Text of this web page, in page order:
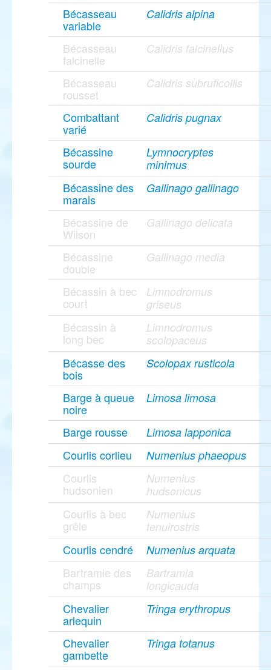
Bécasseau
variable
Calidris alpina
Bécasseau
falcinelle
Calidris falcinellus
Bécasseau
rousset
Calidris subruficollis
Combattant
varié
Calidris pugnax
Bécassine
sourde
Lymnocryptes
minimus
Bécassine des
marais
Gallinago gallinago
Bécassine de
Wilson
Gallinago delicata
Bécassine
double
Gallinago media
Bécassin à bec
court
Limnodromus
griseus
Bécassin à
long bec
Limnodromus
scolopaceus
Bécasse des
bois
Scolopax rusticola
Barge à queue
noire
Limosa limosa
Barge rousse Limosa lapponica
Courlis corlieu Numenius phaeopus
Courlis
hudsonien
Numenius
hudsonicus
Courlis à bec
grêle
Numenius
tenuirostris
Courlis cendré Numenius arquata
Bartramie des
champs
Bartramia
longicauda
Chevalier
arlequin
Tringa erythropus
Chevalier
gambette
Tringa totanus